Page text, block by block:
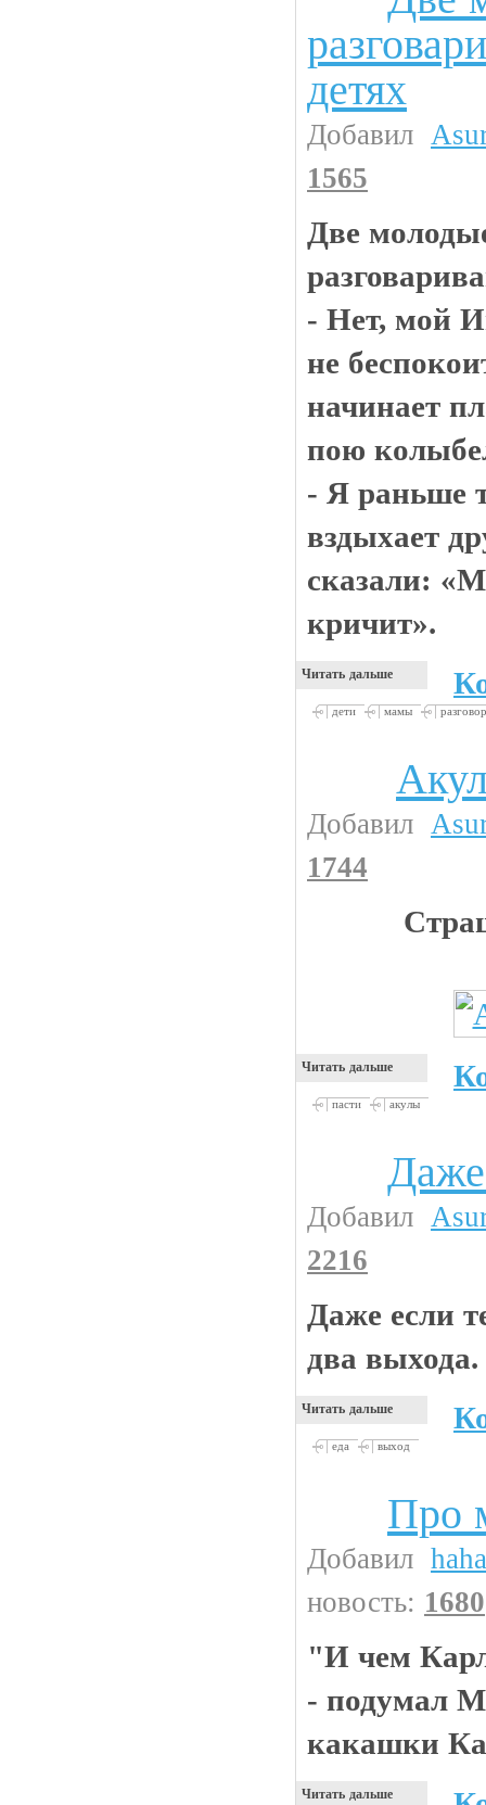
детях
Добавил
1565
Две
- Нет, мой
не
начинает
пою
- Я раньше
вздыхает
сказали:
кричит».
Читать дальше
дети мамы
Добавил
1744
Читать дальше
пасти акулы
Даже
Добавил
2216
Даже если
два выхода.
Читать дальше
еда выход
Про
Добавил
новость: 1680
"И чем
- подумал
какашки
Читать дальше